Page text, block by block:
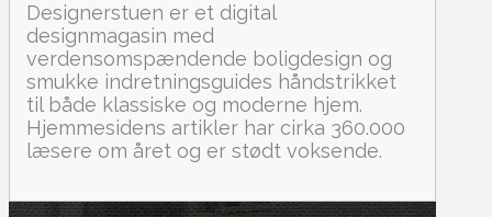
Designerstuen er et digital
designmagasin med
verdensomspændende boligdesign og
smukke indretningsguides håndstrikket
til både klassiske og moderne hjem.
Hjemmesidens artikler har cirka 360.000
læsere om året og er stødt voksende.